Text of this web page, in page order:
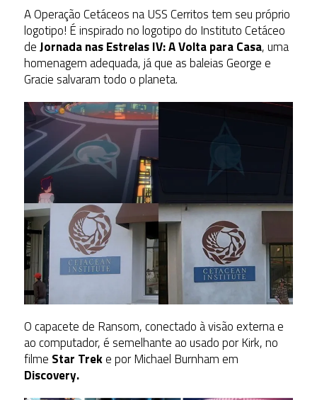
A Operação Cetáceos na USS Cerritos tem seu próprio
logotipo! É inspirado no logotipo do Instituto Cetáceo
deJornada nas Estrelas IV: A Volta para Casa, uma
homenagem adequada, já que as baleias George e
Gracie salvaram todo o planeta.
O capacete de Ransom, conectado à visão externa e
ao computador, é semelhante ao usado por Kirk, no
filme Star Treke por Michael Burnham em
Discovery.